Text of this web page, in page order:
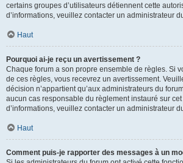
certains groupes d’utilisateurs détiennent cette
d’informations, veuillez contacter un administrateur
Haut
Pourquoi ai-je reçu un avertissement ?
Chaque forum a son propre ensemble de règles. Si
de ces règles, vous recevrez un avertissement.
décision n’appartient qu’aux administrateurs du
aucun cas responsable du règlement instauré sur
d’informations, veuillez contacter un administrateur
Haut
Comment puis-je rapporter des messages à un